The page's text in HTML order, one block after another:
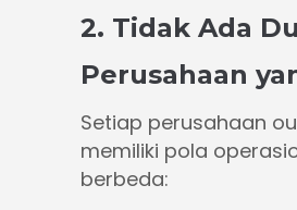
2. Tidak Ada
Perusahaan
Setiap perusahaan
memiliki pola
berbeda: